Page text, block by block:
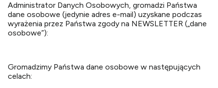
Administrator Danych Osobowych, gromadzi Państwa
dane osobowe (jedynie adres e-mail) uzyskane podczas
wyrażenia przez Państwa zgody na NEWSLETTER („dane
osobowe”):
Gromadzimy Państwa dane osobowe w następujących
celach: